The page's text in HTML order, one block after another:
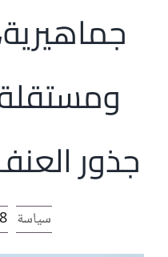
جذور
سياسة 8 مارس، 2018